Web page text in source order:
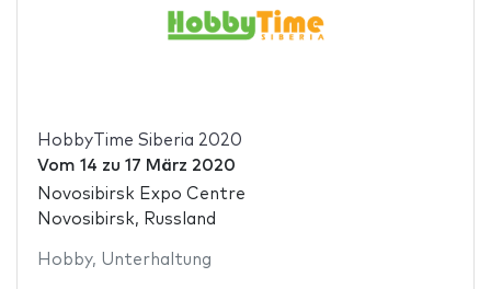
HobbyTime Siberia 2020
Vom 14 zu 17 März 2020
Novosibirsk Expo Centre
Novosibirsk, Russland
Hobby, Unterhaltung